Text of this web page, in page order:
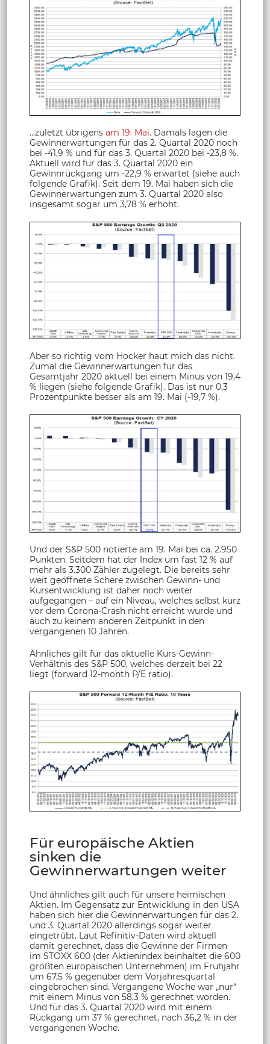
…zuletzt übrigens am 19. Mai. Damals lagen die
Gewinnerwartungen für das 2. Quartal 2020 noch
bei -41,9 % und für das 3. Quartal 2020 bei -23,8 %.
Aktuell wird für das 3. Quartal 2020 ein
Gewinnrückgang um -22,9 % erwartet (siehe auch
folgende Grafik). Seit dem 19. Mai haben sich die
Gewinnerwartungen zum 3. Quartal 2020 also
insgesamt sogar um 3,78 % erhöht.
Aber so richtig vom Hocker haut mich das nicht.
Zumal die Gewinnerwartungen für das
Gesamtjahr 2020 aktuell bei einem Minus von 19,4
% liegen (siehe folgende Grafik). Das ist nur 0,3
Prozentpunkte besser als am 19. Mai (-19,7 %).
Und der S&P 500 notierte am 19. Mai bei ca. 2.950
Punkten. Seitdem hat der Index um fast 12 % auf
mehr als 3.300 Zähler zugelegt. Die bereits sehr
weit geöffnete Schere zwischen Gewinn- und
Kursentwicklung ist daher noch weiter
aufgegangen – auf ein Niveau, welches selbst kurz
vor dem Corona-Crash nicht erreicht wurde und
auch zu keinem anderen Zeitpunkt in den
vergangenen 10 Jahren.
Ähnliches gilt für das aktuelle Kurs-Gewinn-
Verhältnis des S&P 500, welches derzeit bei 22
liegt (forward 12-month P/E ratio).
Für europäische Aktien
sinken die
Gewinnerwartungen weiter
Und ähnliches gilt auch für unsere heimischen
Aktien. Im Gegensatz zur Entwicklung in den USA
haben sich hier die Gewinnerwartungen für das 2.
und 3. Quartal 2020 allerdings sogar weiter
eingetrübt. Laut Refinitiv-Daten wird aktuell
damit gerechnet, dass die Gewinne der Firmen
im STOXX 600 (der Aktienindex beinhaltet die 600
größten europäischen Unternehmen) im Frühjahr
um 67,5 % gegenüber dem Vorjahresquartal
eingebrochen sind. Vergangene Woche war „nur“
mit einem Minus von 58,3 % gerechnet worden.
Und für das 3. Quartal 2020 wird mit einem
Rückgang um 37 % gerechnet, nach 36,2 % in der
vergangenen Woche.